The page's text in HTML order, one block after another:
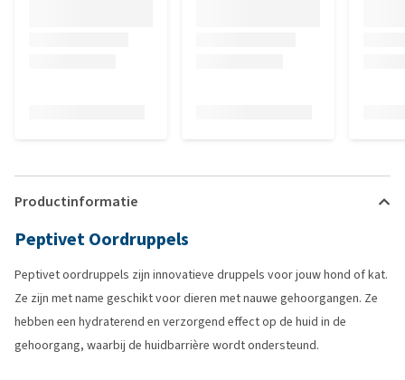
Productinformatie
Peptivet Oordruppels
Peptivet oordruppels zijn innovatieve druppels voor jouw hond of kat.
Ze zijn met name geschikt voor dieren met nauwe gehoorgangen. Ze
hebben een hydraterend en verzorgend effect op de huid in de
gehoorgang, waarbij de huidbarrière wordt ondersteund.